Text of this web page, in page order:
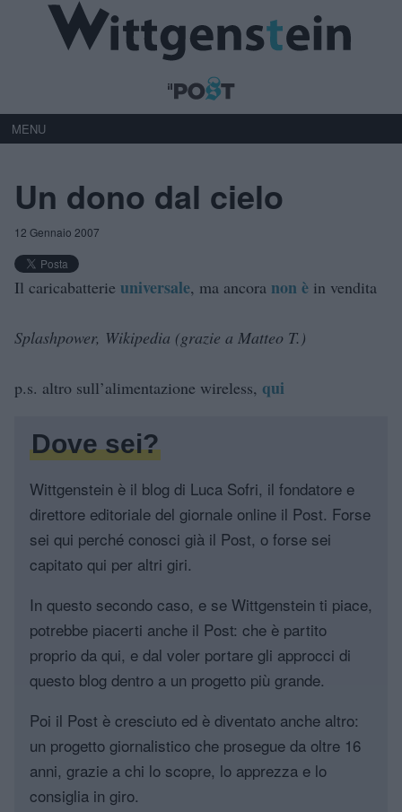
MENU
Un dono dal cielo
12 Gennaio 2007
Il caricabatterie universale, ma ancora non è in vendita
Splashpower, Wikipedia (grazie a Matteo T.)
p.s. altro sull’alimentazione wireless, qui
Dove sei?
Wittgenstein è il blog di Luca Sofri, il fondatore e
direttore editoriale del giornale online il Post. Forse
sei qui perché conosci già il Post, o forse sei
capitato qui per altri giri.
In questo secondo caso, e se Wittgenstein ti piace,
potrebbe piacerti anche il Post: che è partito
proprio da qui, e dal voler portare gli approcci di
questo blog dentro a un progetto più grande.
Poi il Post è cresciuto ed è diventato anche altro:
un progetto giornalistico che prosegue da oltre 16
anni, grazie a chi lo scopre, lo apprezza e lo
consiglia in giro.